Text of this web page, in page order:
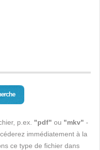
p.ex. "pdf" ou "mkv" -
immédiatement à la
ce type de fichier dans